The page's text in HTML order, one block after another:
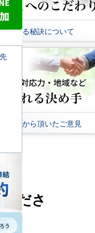
選ばれる秘訣について
POINT
7
お客様から頂いたご意見
ださ